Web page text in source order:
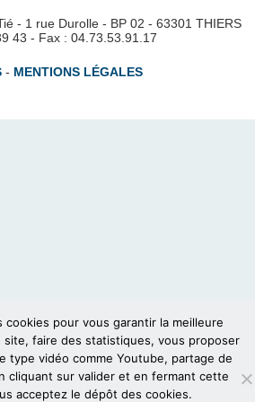
- 1 rue Durolle - BP 02 - 63301 THIERS
43 - Fax : 04.73.53.91.17
- MENTIONS LÉGALES
cookies pour vous garantir la meilleure
faire des statistiques, vous proposer
type vidéo comme Youtube, partage de
cliquant sur valider et en fermant cette
acceptez le dépôt des cookies.